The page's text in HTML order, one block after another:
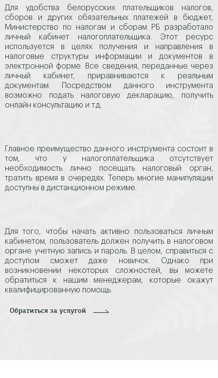
Для удобства белорусских плательщиков налогов,
сборов и других обязательных платежей в бюджет,
Министерство по налогам и сборам РБ разработало
личный кабинет налогоплательщика. Этот ресурс
используется в целях получения и направления в
налоговые структуры информации и документов в
электронной форме. Все сведения, переданные через
личный кабинет, приравниваются к реальным
документам. Посредством данного инструмента
возможно подать налоговую декларацию, получить
онлайн консультацию и т.д.
Главное преимущество данного инструмента состоит в
том, что у налогоплательщика отсутствует
необходимость лично посещать налоговый орган,
тратить время в очередях. Теперь многие манипуляции
доступны в дистанционном режиме.
Для того, чтобы начать активно пользоваться личным
кабинетом, пользователь должен получить в налоговом
органе учетную запись и пароль. В целом, справиться с
доступом сможет даже новичок. Однако при
возникновении некоторых сложностей, вы можете
обратиться к нашим менеджерам, которые окажут
квалифицированную помощь.
Обратиться за услугой